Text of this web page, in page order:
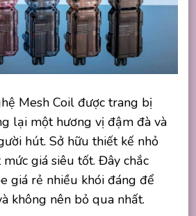
Mesh Coil được trang bị
lại một hương vị đậm đà và
hút. Sở hữu thiết kế nhỏ
giá siêu tốt. Đây chắc
giá rẻ nhiều khói đáng để
không nên bỏ qua nhất.